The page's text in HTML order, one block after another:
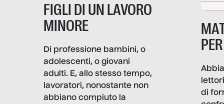
FIGLI DI UN LAVORO
MINORE
Di professione bambini, o
adolescenti, o giovani
adulti. E, allo stesso tempo,
lavoratori, nonostante non
abbiano compiuto la
di